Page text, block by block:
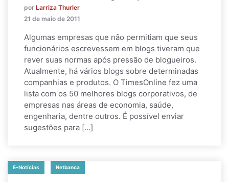
por Larriza Thurler
21 de maio de 2011
Algumas empresas que não permitiam que seus
funcionários escrevessem em blogs tiveram que
rever suas normas após pressão de blogueiros.
Atualmente, há vários blogs sobre determinadas
companhias e produtos. O TimesOnline fez uma
lista com os 50 melhores blogs corporativos, de
empresas nas áreas de economia, saúde,
engenharia, dentre outros. É possível enviar
sugestões para […]
E-Notícias Netbanca